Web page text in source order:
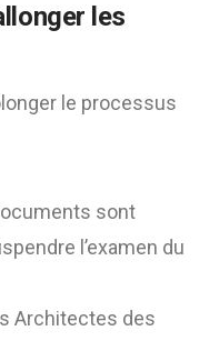
les
le processus
sont
l’examen du
Architectes des